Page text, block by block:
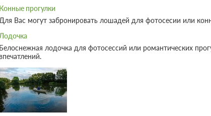
прогулки
Вас могут забронировать лошадей для фотосесии или
лодочка для фотосессий или романтических